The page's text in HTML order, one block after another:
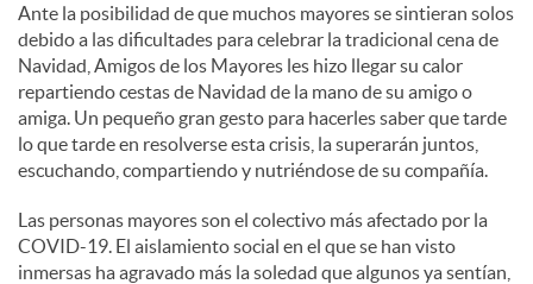
Ante la posibilidad de que muchos mayores se sintieran solos
debido a las dificultades para celebrar la tradicional cena de
Navidad, Amigos de los Mayores les hizo llegar su calor
repartiendo cestas de Navidad de la mano de su amigo o
amiga. Un pequeño gran gesto para hacerles saber que tarde
lo que tarde en resolverse esta crisis, la superarán juntos,
escuchando, compartiendo y nutriéndose de su compañía.
Las personas mayores son el colectivo más afectado por la
COVID-19. El aislamiento social en el que se han visto
inmersas ha agravado más la soledad que algunos ya sentían,